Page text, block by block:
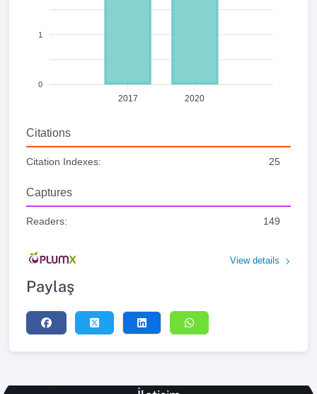
1
0
2017 2020
Citations
Citation Indexes: 25
Captures
Readers: 149
View details
Paylaş